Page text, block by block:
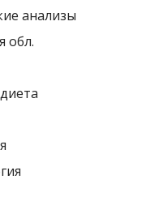
анализы
обл.